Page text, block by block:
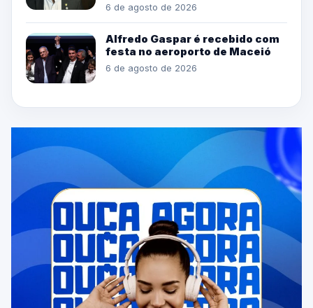
6 de agosto de 2026
Alfredo Gaspar é recebido com
festa no aeroporto de Maceió
6 de agosto de 2026